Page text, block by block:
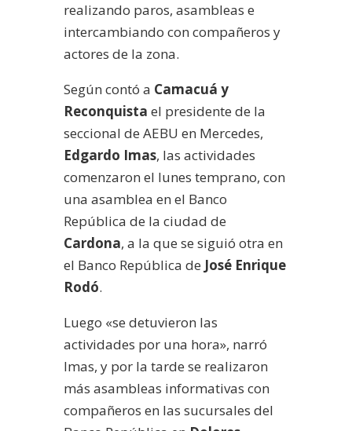
realizando paros, asambleas e
intercambiando con compañeros y
actores de la zona.
Según contó a Camacuá y
Reconquista el presidente de la
seccional de AEBU en Mercedes,
Edgardo Imas, las actividades
comenzaron el lunes temprano, con
una asamblea en el Banco
República de la ciudad de
Cardona, a la que se siguió otra en
el Banco República de José Enrique
Rodó.
Luego «se detuvieron las
actividades por una hora», narró
Imas, y por la tarde se realizaron
más asambleas informativas con
compañeros en las sucursales del